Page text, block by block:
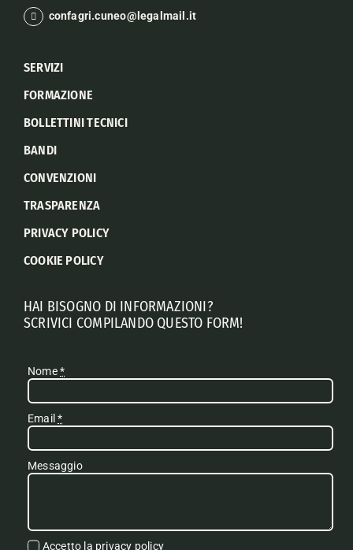
confagri.cuneo@legalmail.it
SERVIZI
FORMAZIONE
BOLLETTINI TECNICI
BANDI
CONVENZIONI
TRASPARENZA
PRIVACY POLICY
COOKIE POLICY
HAI BISOGNO DI INFORMAZIONI?
SCRIVICI COMPILANDO QUESTO FORM!
Nome*
Email*
Messaggio
Accetto la privacy policy